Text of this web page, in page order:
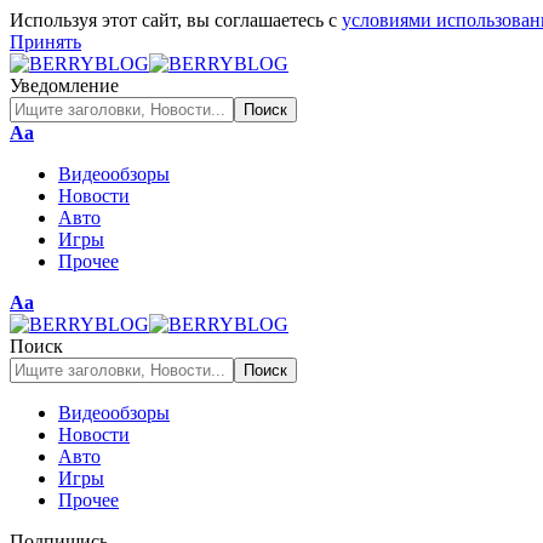
Используя этот сайт, вы соглашаетесь с условиями
Принять
Уведомление
Изменение
шрифта
Аа
Видеообзоры
Новости
Авто
Игры
Прочее
Изменение
размера
шрифта
Аа
Поиск
Видеообзоры
Новости
Авто
Игры
Прочее